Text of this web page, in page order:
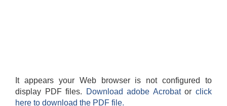
It appears your Web browser is not configured to
display PDF files.
Download adobe Acrobatorclick
here to download the PDF file.